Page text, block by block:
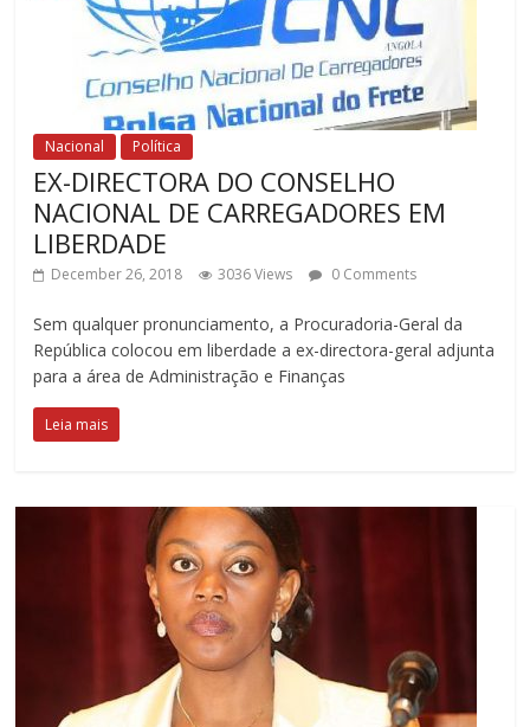
Nacional Política
EX-DIRECTORA DO CONSELHO
NACIONAL DE CARREGADORES EM
LIBERDADE
December 26, 2018 3036 Views 0 Comments
Sem qualquer pronunciamento, a Procuradoria-Geral da
República colocou em liberdade a ex-directora-geral adjunta
para a área de Administração e Finanças
Leia mais